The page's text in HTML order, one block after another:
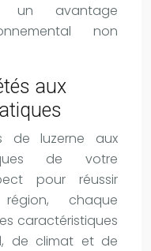
un avantage
non
aux
de luzerne aux
de votre
pour réussir
région, chaque
caractéristiques
de climat et de